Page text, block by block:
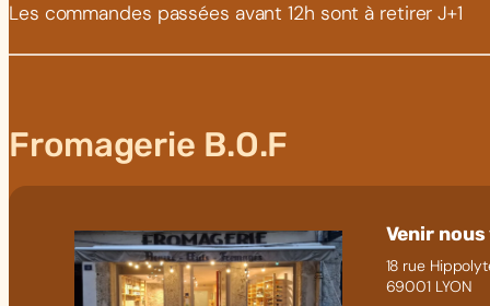
Les commandes passées avant 12h sont à retirer J+1
Fromagerie B.O.F
Venir
18 rue
69001 LYON